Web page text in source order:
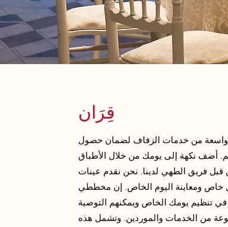
قِرَان
واسعة من خدمات الزفاف لضمان حصول
أضف نكهة إلى يومك من خلال الأطباق
فريق الطهي لدينا. نحن نقدم عينات
خاص ومعاينة اليوم الخاص. إن مخططي
تنظيم يومك الخاص ويمكنهم التوصية